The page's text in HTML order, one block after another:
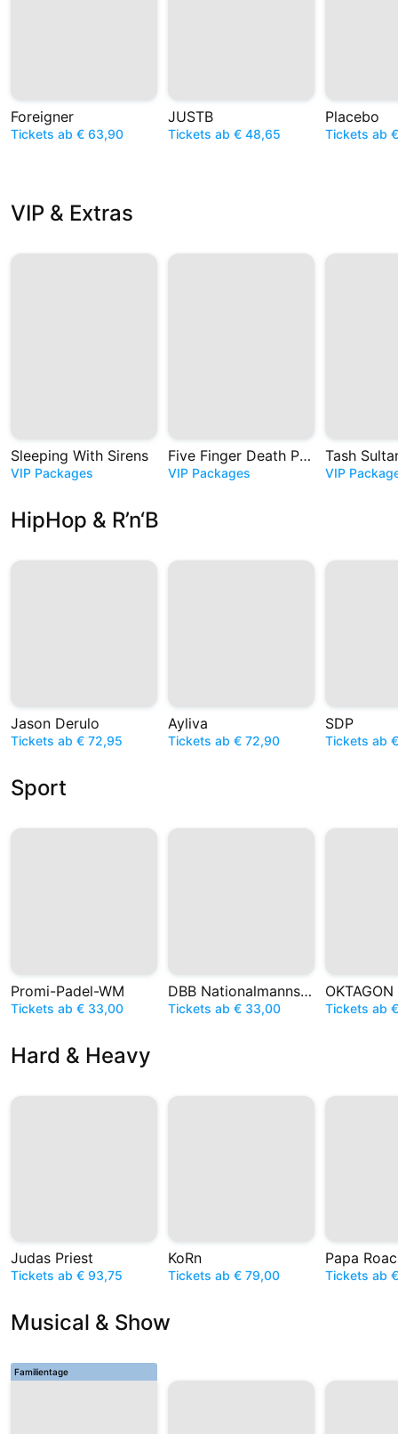
Foreigner
Tickets ab € 63,90
JUSTB
Tickets ab € 48,65
Placebo
Tickets ab
VIP & Extras
Sleeping With Sirens
VIP Packages
Five Finger Death Punch
VIP Packages
Tash
VIP
HipHop & R’n‘B
Jason Derulo
Tickets ab € 72,95
Ayliva
Tickets ab € 72,90
SDP
Tickets ab
Sport
Promi-Padel-WM
Tickets ab € 33,00
DBB Nationalmannschaft
Tickets ab € 33,00 Tickets ab
Hard & Heavy
Judas Priest
Tickets ab € 93,75
KoRn
Tickets ab € 79,00
Papa
Tickets ab
Musical & Show
Familientage